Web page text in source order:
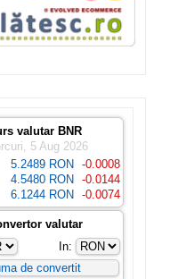
valutar BNR
5 Aug 2026
5.2489 RON
-0.0008
4.5480 RON
-0.0144
6.1244 RON -0.0074
valutar
In: